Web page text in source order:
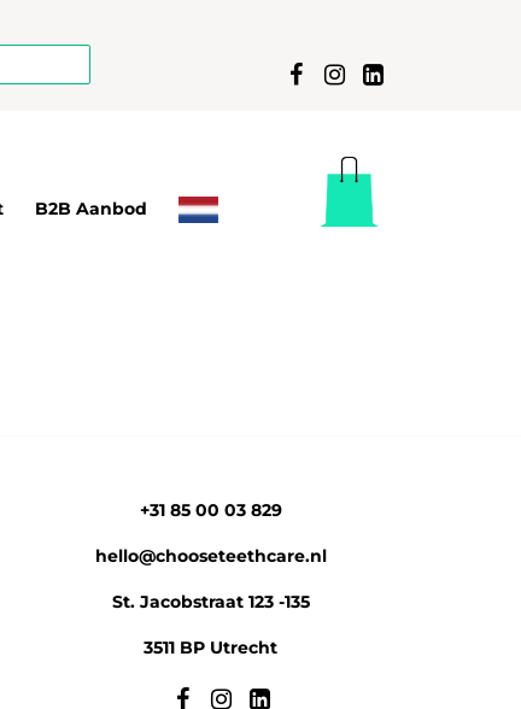
B2B Aanbod
+31 85 00 03 829
hello@chooseteethcare.nl
St. Jacobstraat 123 -135
3511 BP Utrecht